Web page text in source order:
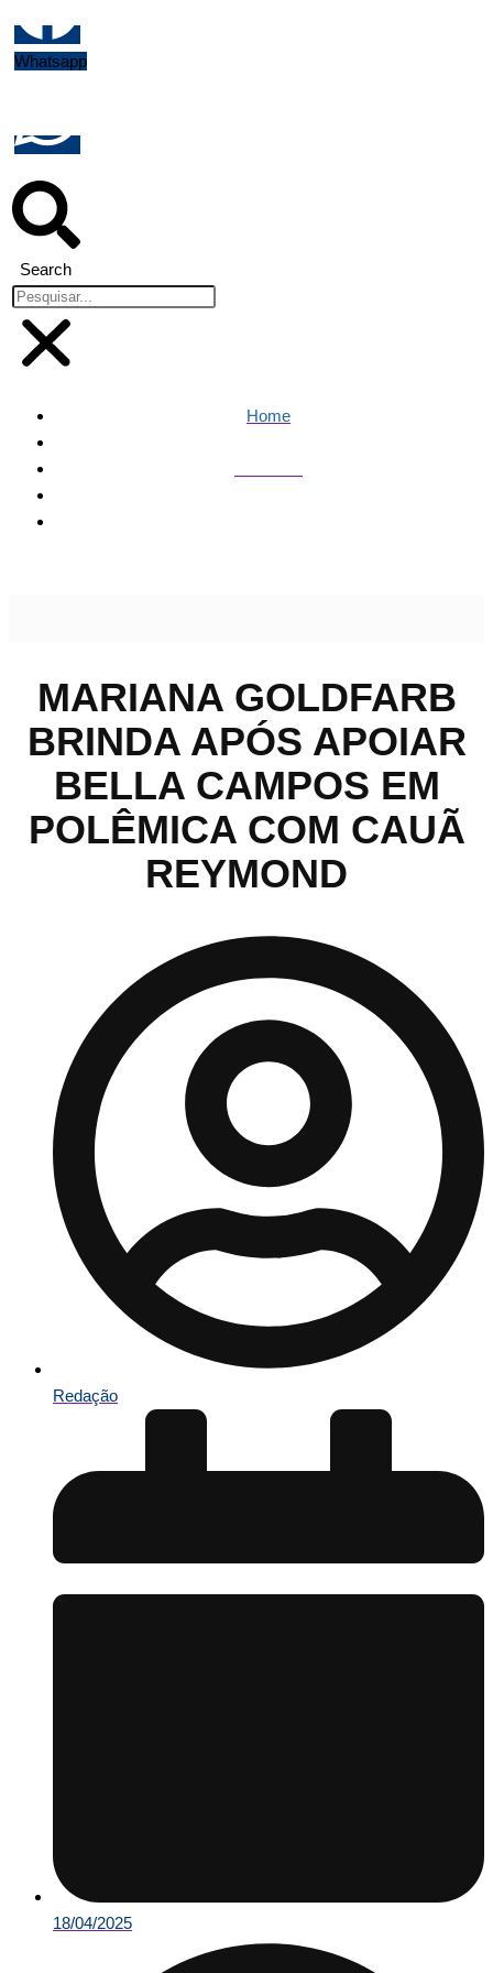
Whatsapp
Search
Home
MARIANA GOLDFARB
BRINDA APÓS APOIAR
BELLA CAMPOS EM
POLÊMICA COM CAUÃ
REYMOND
Redação
18/04/2025